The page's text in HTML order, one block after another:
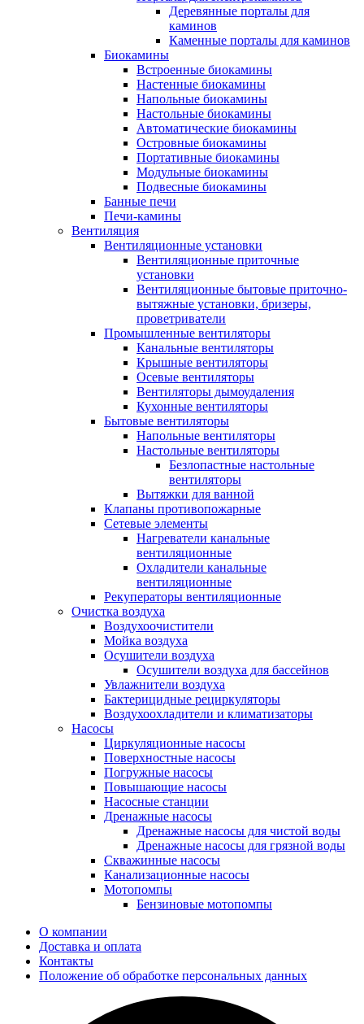
Деревянные порталы для
каминов
Каменные порталы для каминов
Биокамины
Встроенные биокамины
Настенные биокамины
Напольные биокамины
Настольные биокамины
Автоматические биокамины
Островные биокамины
Портативные биокамины
Модульные биокамины
Подвесные биокамины
Банные печи
Печи-камины
Вентиляция
Вентиляционные установки
Вентиляционные приточные
установки
Вентиляционные бытовые приточно-
вытяжные установки, бризеры,
проветриватели
Промышленные вентиляторы
Канальные вентиляторы
Крышные вентиляторы
Осевые вентиляторы
Вентиляторы дымоудаления
Кухонные вентиляторы
Бытовые вентиляторы
Напольные вентиляторы
Настольные вентиляторы
Безлопастные настольные
вентиляторы
Вытяжки для ванной
Клапаны противопожарные
Сетевые элементы
Нагреватели канальные
вентиляционные
Охладители канальные
вентиляционные
Рекуператоры вентиляционные
Очистка воздуха
Воздухоочистители
Мойка воздуха
Осушители воздуха
Осушители воздуха для бассейнов
Увлажнители воздуха
Бактерицидные рециркуляторы
Воздухоохладители и климатизаторы
Насосы
Циркуляционные насосы
Поверхностные насосы
Погружные насосы
Повышающие насосы
Насосные станции
Дренажные насосы
Дренажные насосы для чистой воды
Дренажные насосы для грязной воды
Скважинные насосы
Канализационные насосы
Мотопомпы
Бензиновые мотопомпы
О компании
Доставка и оплата
Контакты
Положение об обработке персональных данных